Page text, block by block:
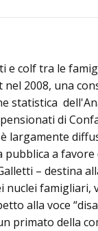
e colf tra le
nel 2008, una
statistica
di
largamente
pubblica a
– destina
famigliari,
alla voce
primato della